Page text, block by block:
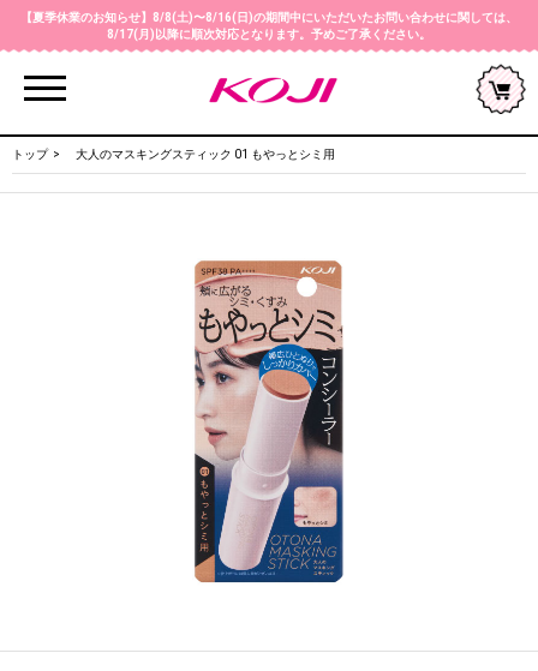
【夏季休業のお知らせ】8/8(土)〜8/16(日)の期間中にいただいたお問い合わせに関しては、
8/17(月)以降に順次対応となります。予めご了承ください。
Menu
トップ 大人のマスキングスティック 01 もやっとシミ用